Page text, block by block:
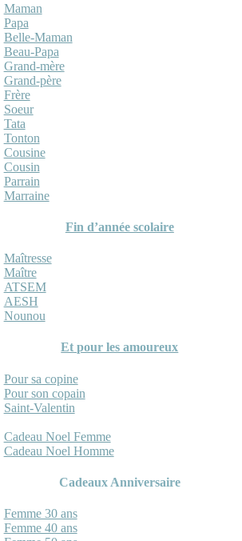
Maman
Papa
Belle-Maman
Beau-Papa
Grand-mère
Grand-père
Frère
Soeur
Tata
Tonton
Cousine
Cousin
Parrain
Marraine
Fin d’année scolaire
Maîtresse
Maître
ATSEM
AESH
Nounou
Et pour les amoureux
Pour sa copine
Pour son copain
Saint-Valentin
Cadeau Noel Femme
Cadeau Noel Homme
Cadeaux Anniversaire
Femme 30 ans
Femme 40 ans